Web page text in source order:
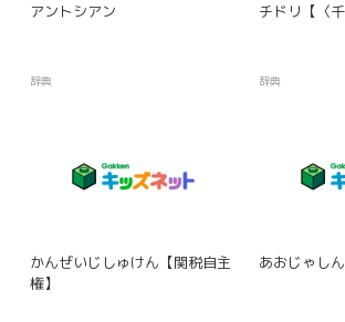
アントシアン
辞典
チドリ【〈千
辞典
かんぜいじしゅけん【関税自主
権】
あおじゃし